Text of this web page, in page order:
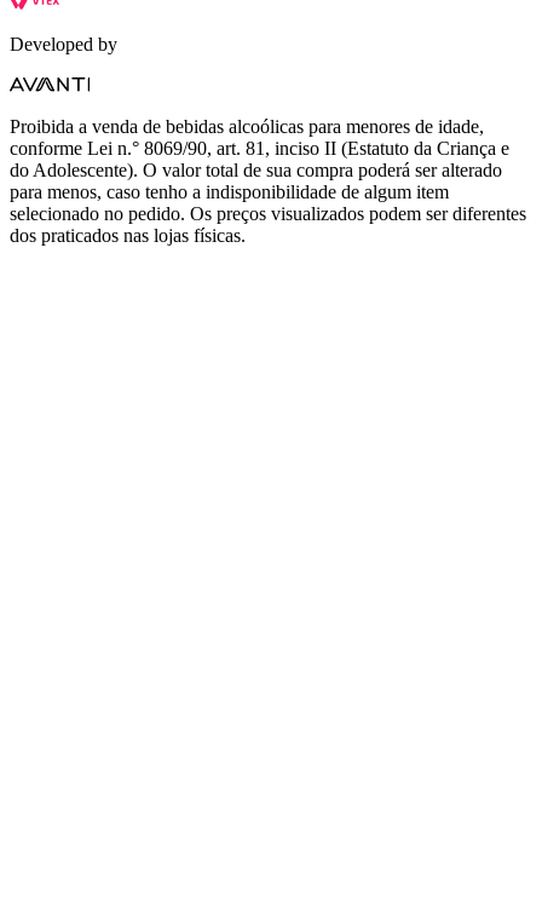
Developed by
Proibida a venda de bebidas alcoólicas para menores de idade,
conforme Lei n.° 8069/90, art. 81, inciso II (Estatuto da Criança e
do Adolescente). O valor total de sua compra poderá ser alterado
para menos, caso tenho a indisponibilidade de algum item
selecionado no pedido. Os preços visualizados podem ser diferentes
dos praticados nas lojas físicas.